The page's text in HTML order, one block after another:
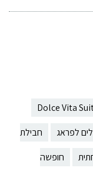
Dolce Vita
לפראג
חבילת
חופשה